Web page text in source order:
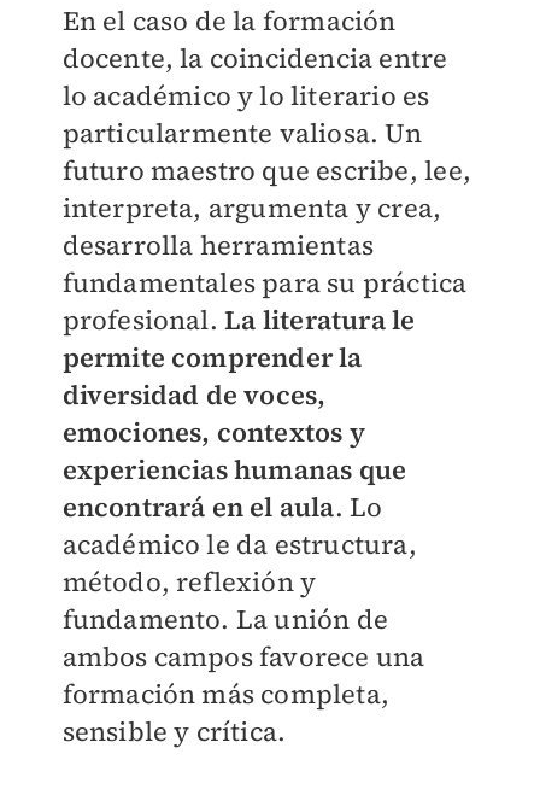
En el caso de la formación
docente, la coincidencia entre
lo académico y lo literario es
particularmente valiosa. Un
futuro maestro que escribe, lee,
interpreta, argumenta y crea,
desarrolla herramientas
fundamentales para su práctica
profesional.La literatura le
permite comprender la
diversidad de voces,
emociones, contextos y
experiencias humanas que
encontrará en el aula. Lo
académico le da estructura,
método, reflexión y
fundamento. La unión de
ambos campos favorece una
formación más completa,
sensible y crítica.